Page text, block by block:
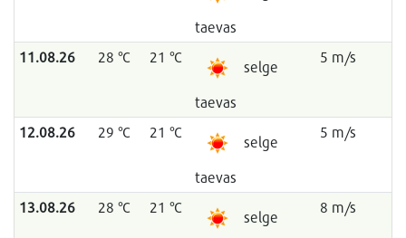
taevas
11.08.26 28 °C 21 °C
selge
taevas
5 m/s
12.08.26 29 °C 21 °C
selge
taevas
5 m/s
13.08.26 28 °C 21 °C
selge
8 m/s